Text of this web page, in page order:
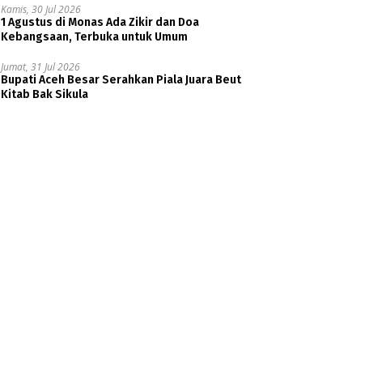
Kamis, 30 Jul 2026
1 Agustus di Monas Ada Zikir dan Doa
Kebangsaan, Terbuka untuk Umum
Jumat, 31 Jul 2026
Bupati Aceh Besar Serahkan Piala Juara Beut
Kitab Bak Sikula